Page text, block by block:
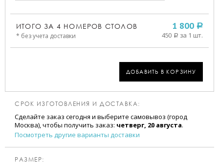
ИТОГО ЗА 4 НОМЕРОВ СТОЛОВ
* без учета доставки
1 800 a
450 a за 1 шт.
ДОБАВИТЬ В КОРЗИНУ
СРОК ИЗГОТОВЛЕНИЯ И ДОСТАВКА:
Сделайте заказ сегодня и выберите самовывоз (город
Москва), чтобы получить заказ: четверг, 20 августа.
Посмотреть другие варианты доставки
РАЗМЕР: